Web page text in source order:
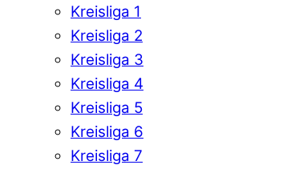
Kreisliga 1
Kreisliga 2
Kreisliga 3
Kreisliga 4
Kreisliga 5
Kreisliga 6
Kreisliga 7